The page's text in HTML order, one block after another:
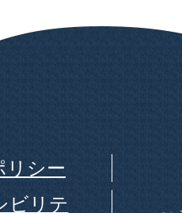
リシー
ビリテ